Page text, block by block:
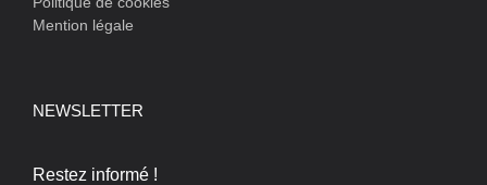
Mention légale
NEWSLETTER
Restez informé !